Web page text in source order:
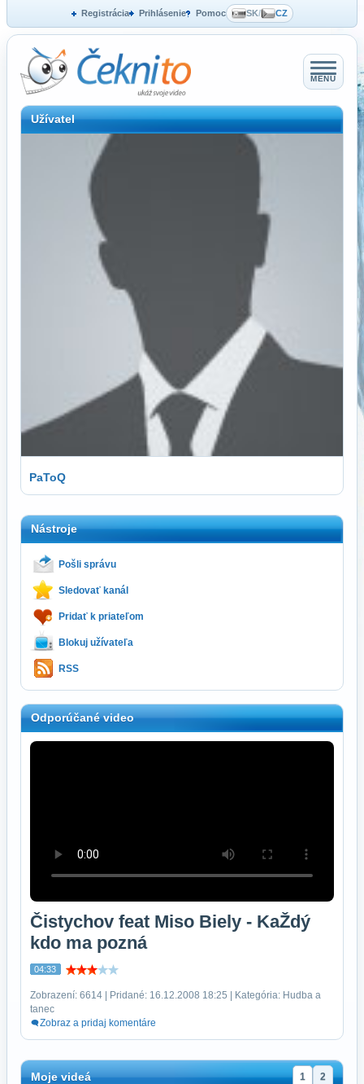
Registrácia Prihlásenie Pomoc SK/ CZ
MENU
Užívatel
PaToQ
Nástroje
Pošli správu
Sledovať kanál
Pridať k priateľom
Blokuj užívateľa
RSS
Odporúčané video
Čistychov feat Miso Biely - KaŽdý
kdo ma pozná
04:33
Zobrazení: 6614 | Pridané: 16.12.2008 18:25 | Kategória: Hudba a
tanec
Zobraz a pridaj komentáre
Moje videá 1 2